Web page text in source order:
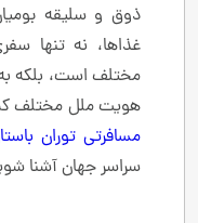
ذوق و سلیقه
غذاها، نه تنها
مختلف است، بلکه
هویت ملل مختلف
مسافرتی توران
سراسر جهان آشنا